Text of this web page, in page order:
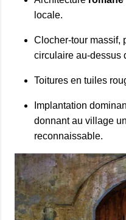
locale.
Clocher‑tour massif,
circulaire au-dessus
Toitures en tuiles
Implantation
donnant au village
reconnaissable.